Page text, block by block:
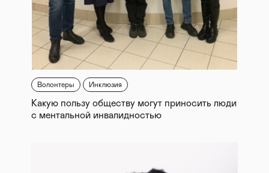
Волонтеры Инклюзия
Какую пользу обществу могут приносить люди
с ментальной инвалидностью